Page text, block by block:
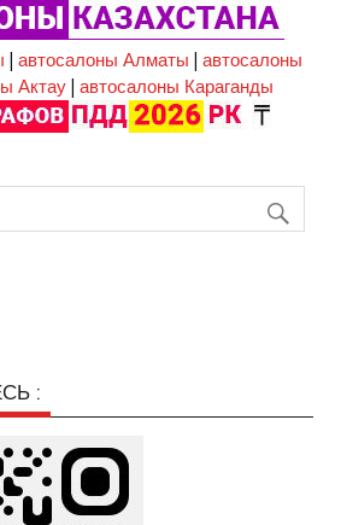
|автосалоны Алматы |автосалоны
Актау |автосалоны Караганды
: